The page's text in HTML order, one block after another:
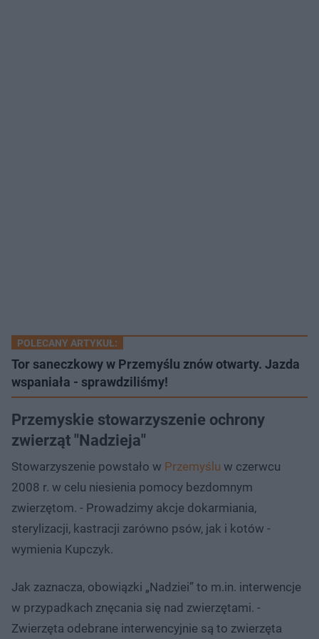
POLECANY ARTYKUŁ:
Tor saneczkowy w Przemyślu znów otwarty. Jazda
wspaniała - sprawdziliśmy!
Przemyskie stowarzyszenie ochrony
zwierząt "Nadzieja"
Stowarzyszenie powstało w Przemyślu w czerwcu
2008 r. w celu niesienia pomocy bezdomnym
zwierzętom. - Prowadzimy akcje dokarmiania,
sterylizacji, kastracji zarówno psów, jak i kotów -
wymienia Kupczyk.
Jak zaznacza, obowiązki „Nadziei” to m.in. interwencje
w przypadkach znęcania się nad zwierzętami. -
Zwierzęta odebrane interwencyjnie są to zwierzęta